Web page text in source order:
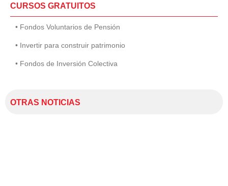
CURSOS GRATUITOS
• Fondos Voluntarios de Pensión
• Invertir para construir patrimonio
• Fondos de Inversión Colectiva
OTRAS NOTICIAS